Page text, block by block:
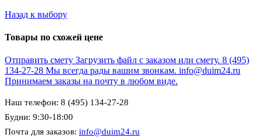
Назад к выбору
Товары по схожей цене
Отправить смету Загрузить файл с заказом или смету. 8 (495)
134-27-28 Мы всегда рады вашим звонкам. info@duim24.ru
Принимаем заказы на почту в любом виде.
Наш телефон: 8 (495) 134-27-28
Будни: 9:30-18:00
Почта для заказов: info@duim24.ru